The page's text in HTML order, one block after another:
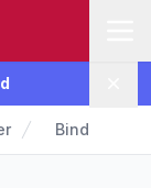
Bind